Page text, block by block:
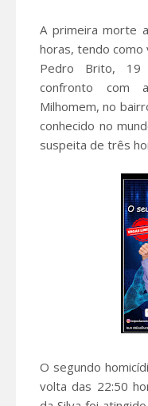
A primeira morte
horas, tendo como
Pedro Brito, 19
confronto com
Milhomem, no
conhecido no
suspeita de três
O segundo
volta das 22:50